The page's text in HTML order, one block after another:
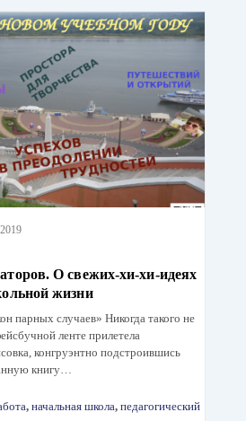
О свежих-хи-хи-идеях
жизни
парных случаев» Никогда такого не
ленте прилетела
конгруэнтно подстроившись
книгу…
, начальная школа, педагогический